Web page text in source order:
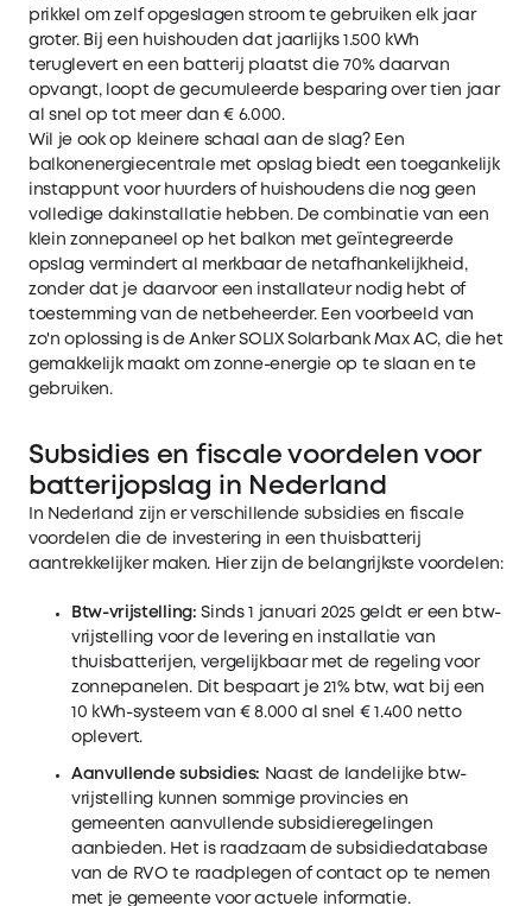
prikkel om zelf opgeslagen stroom te gebruiken elk jaar
groter. Bij een huishouden dat jaarlijks 1.500 kWh
teruglevert en een batterij plaatst die 70% daarvan
opvangt, loopt de gecumuleerde besparing over tien jaar
al snel op tot meer dan € 6.000.
Wil je ook op kleinere schaal aan de slag? Een
balkonenergiecentrale met opslag biedt een toegankelijk
instappunt voor huurders of huishoudens die nog geen
volledige dakinstallatie hebben. De combinatie van een
klein zonnepaneel op het balkon met geïntegreerde
opslag vermindert al merkbaar de netafhankelijkheid,
zonder dat je daarvoor een installateur nodig hebt of
toestemming van de netbeheerder. Een voorbeeld van
zo'n oplossing is deAnker SOLIX Solarbank Max AC, die het
gemakkelijk maakt om zonne-energie op te slaan en te
gebruiken.
Subsidies en fiscale voordelen voor
batterijopslag in Nederland
In Nederland zijn er verschillende subsidies en fiscale
voordelen die de investering in een thuisbatterij
aantrekkelijker maken. Hier zijn de belangrijkste voordelen:
Btw-vrijstelling: Sinds 1 januari 2025 geldt er een btw-
vrijstelling voor de levering en installatie van
thuisbatterijen, vergelijkbaar met de regeling voor
zonnepanelen. Dit bespaart je 21% btw, wat bij een
10 kWh-systeem van € 8.000 al snel € 1.400 netto
oplevert.
Aanvullende subsidies: Naast de landelijke btw-
vrijstelling kunnen sommige provincies en
gemeenten aanvullende subsidieregelingen
aanbieden. Het is raadzaam de subsidiedatabase
van de RVO te raadplegen of contact op te nemen
met je gemeente voor actuele informatie.